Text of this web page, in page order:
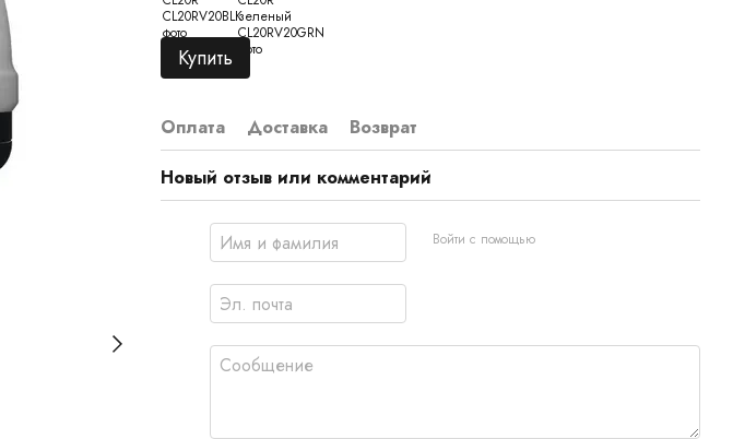
Купить
Оплата Доставка
Возврат
Новый отзыв или комментарий
Войти с помощью